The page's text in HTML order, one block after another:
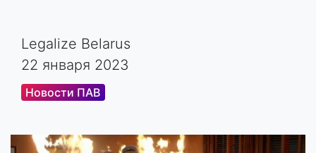
Legalize Belarus
22 января 2023
Новости ПАВ